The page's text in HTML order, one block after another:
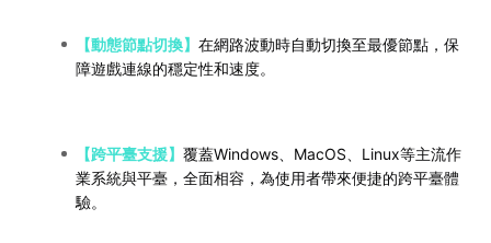
【動態節點切換】 在網路波動時自動切換至最優節點，保
障遊戲連線的穩定性和速度。
【跨平臺支援】 覆蓋Windows、MacOS、Linux等主流作
業系統與平臺，全面相容，為使用者帶來便捷的跨平臺體
驗。